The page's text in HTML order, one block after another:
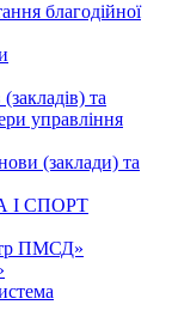
благодійної
та
управління
(заклади) та
І СПОРТ
ПМСД»